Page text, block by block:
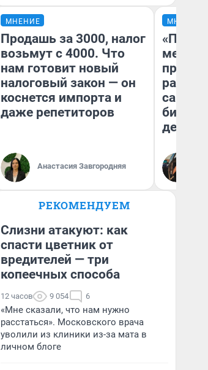
МНЕНИЕ
Продашь за 3000, налог
возьмут с 4000. Что
нам готовит новый
налоговый закон — он
коснется импорта и
даже репетиторов
Анастасия Завгородняя
МНЕНИЕ
самом
РЕКОМЕНДУЕМ
Слизни атакуют: как
спасти цветник от
вредителей — три
копеечных способа
12 часов 9 054 6
«Мне сказали, что нам нужно
расстаться». Московского врача
уволили из клиники из-за мата в
личном блоге